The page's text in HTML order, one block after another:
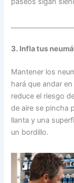
3. Infla tus
Mantener los
hará que andar
reduce el riesgo
de aire se pincha
llanta y una
un bordillo.